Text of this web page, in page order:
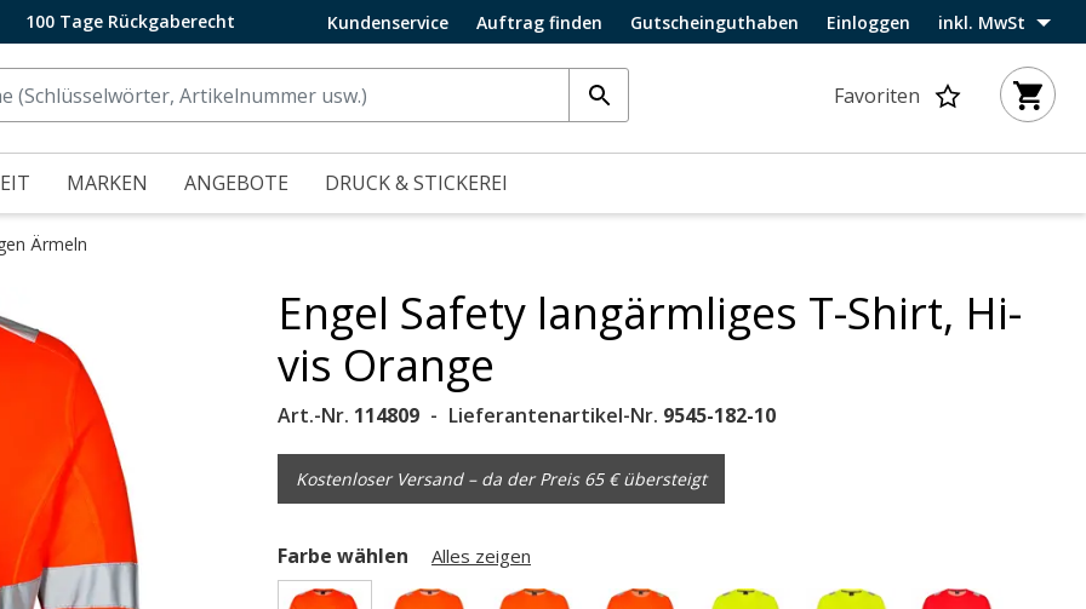
100 Tage Rückgaberecht Kundenservice Auftrag finden Gutscheinguthaben Einloggen inkl. MwSt
Favoriten
MARKEN ANGEBOTE DRUCK & STICKEREI
Ärmeln
Engel Safety langärmliges T-Shirt, Hi-
vis Orange
Art.-Nr. 114809 Lieferantenartikel-Nr. 9545-182-10
Kostenloser Versand – da der Preis 65 € übersteigt
Farbe wählen Alles zeigen